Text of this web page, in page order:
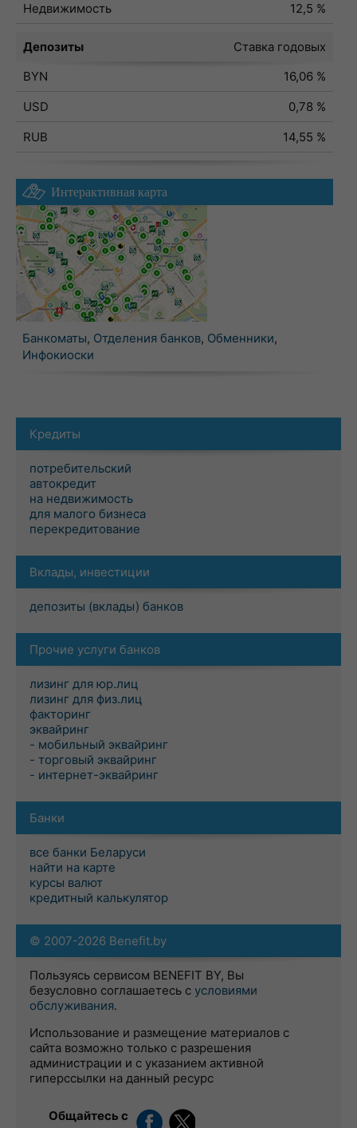
Недвижимость
12,5 %
Депозиты
Ставка годовых
BYN
16,06 %
USD
0,78 %
RUB
14,55 %
Интерактивная карта
Банкоматы, Отделения банков, Обменники,
Инфокиоски
Кредиты
потребительский
автокредит
на недвижимость
для малого бизнеса
перекредитование
Вклады, инвестиции
депозиты (вклады) банков
Прочие услуги банков
лизинг для юр.лиц
лизинг для физ.лиц
факторинг
эквайринг
- мобильный эквайринг
- торговый эквайринг
- интернет-эквайринг
Банки
все банки Беларуси
найти на карте
курсы валют
кредитный калькулятор
© 2007-2026 Benefit.by
Пользуясь сервисом BENEFIT BY, Вы
безусловно соглашаетесь с условиями
обслуживания.
Использование и размещение материалов с
сайта возможно только с разрешения
администрации и с указанием активной
гиперссылки на данный ресурс
Общайтесь с